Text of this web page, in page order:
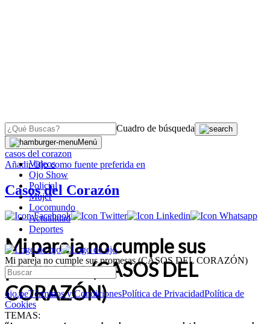
Cuadro de búsqueda
Menú
Videos
Ojo Show
Policial
Mujer
Locomundo
Actualidad
Deportes
Mi pareja no cumple sus promesas (CASOS DEL CORAZÓN)
ojo.peTérminos y CondicionesPolítica de PrivacidadPolítica de
Cookies
TEMAS:
OJO
casos del corazon
AñadirOjocomo fuente preferida en
Casos del Corazón
Mi pareja no cumple sus
promesas (CASOS DEL
CORAZÓN)